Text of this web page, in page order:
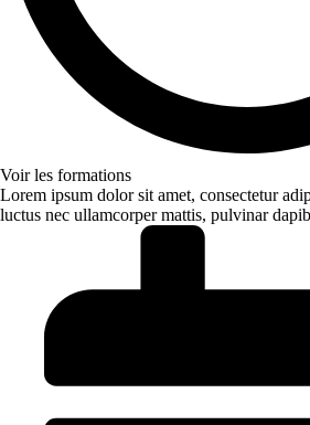
Voir les formations
Lorem ipsum dolor sit amet, consectetur
luctus nec ullamcorper mattis, pulvinar